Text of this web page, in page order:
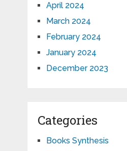
April 2024
March 2024
February 2024
January 2024
December 2023
Categories
Books Synthesis